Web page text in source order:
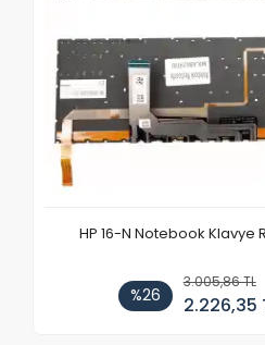
HP 16-N Notebook Klavye
%26
3.005,86 TL
2.226,35